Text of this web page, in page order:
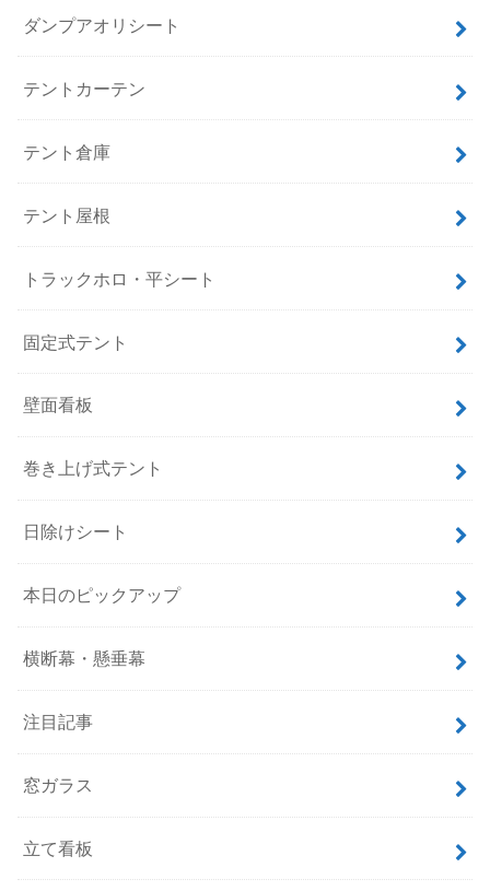
ダンプアオリシート
テントカーテン
テント倉庫
テント屋根
トラックホロ・平シート
固定式テント
壁面看板
巻き上げ式テント
日除けシート
本日のピックアップ
横断幕・懸垂幕
注目記事
窓ガラス
立て看板